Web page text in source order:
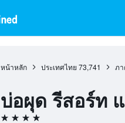
หน้าหลัก ประเทศไทย 73,741 ภ
บ่อผุด รีสอร์ท
4 ดาว